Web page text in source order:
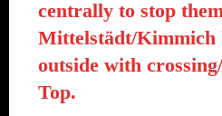
centrally to stop
Mittelstädt/Kimmich
outside with
Top.